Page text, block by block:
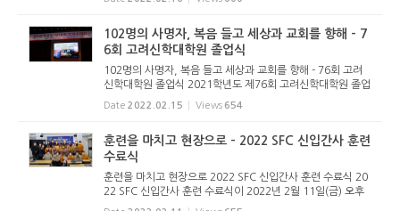
선교센터에서 열렸다. 1부 예배는 김북경 선교사(선교사회 부
102명의 사명자, 복음 들고 세상과 교회를 향해 - 7
6회 고려신학대학원 졸업식
102명의 사명자, 복음 들고 세상과 교회를 향해 - 76회 고려
신학대학원 졸업식 2021학년도 제76회 고려신학대학원 졸업
식이 2022년 2월 15일(화) 오후 2시, 고려신학대학원 강당에
서 있었다. 신원하 원장의 인도로 진행된 졸업식은 코로나 상
Date 2022.02.15 Views 654
훈련을 마치고 현장으로 - 2022 SFC 신입간사 훈련
수료식
훈련을 마치고 현장으로 2022 SFC 신입간사 훈련 수료식 20
22 SFC 신입간사 훈련 수료식이 2022년 2월 11일(금) 오후
3시, SFC교육훈련센터 건물 지하에 위치한 한길교회당(손재